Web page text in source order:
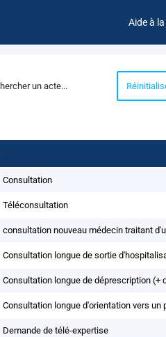
Aide à
Consultation
Téléconsultation
consultation nouveau médecin traitant
Consultation longue de sortie
Consultation longue de déprescription (+
Consultation longue d'orientation vers
Demande de télé-expertise